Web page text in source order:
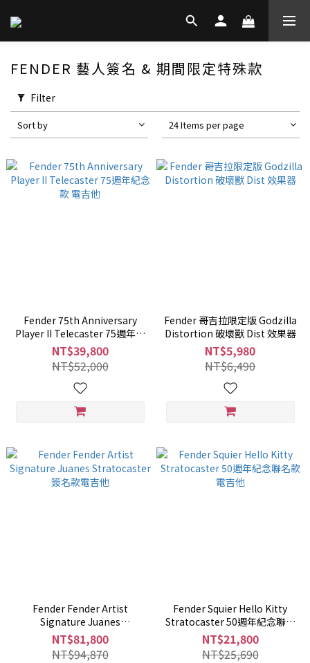
FENDER 藝人簽名 & 期間限定特殊款
Filter
Sort by 24 Items per page
Fender 75th Anniversary
Player II Telecaster 75週年紀
念款 電吉他
NT$39,800
NT$52,000
Fender 哥吉拉限定版 Godzilla
Distortion 破壞獸 Dist 效果器
NT$5,980
NT$6,490
Fender Fender Artist
Signature Juanes
Stratocaster 簽名款電吉他
NT$81,800
NT$94,870
Fender Squier Hello Kitty
Stratocaster 50週年紀念聯名
款電吉他
NT$21,800
NT$25,690